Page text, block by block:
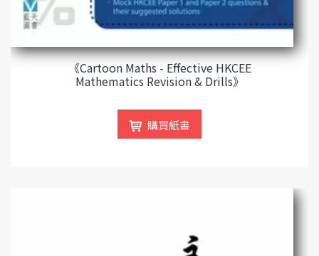
《Cartoon Maths - Effective HKCEE
Mathematics Revision & Drills》
購買紙書